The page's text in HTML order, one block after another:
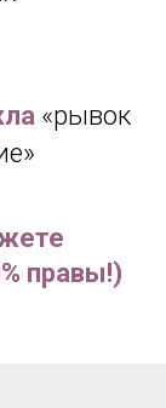
«рывок
правы!)